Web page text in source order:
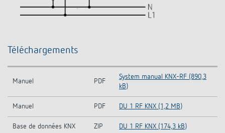
Téléchargements
Manuel PDF
System manual KNX-RF (890,3
kB)
Manuel PDF DU 1 RF KNX (1,2 MB)
Base de données KNX ZIP DU 1 RF KNX (174,3 kB)